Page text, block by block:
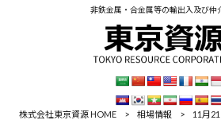
非鉄金属・合金属等の輸出入及び仲
株式会社東京資源 HOME > 相場情報 > 11月